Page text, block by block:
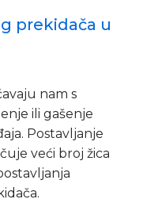
prekidača u
nam s
ili gašenje
Postavljanje
veći broj žica